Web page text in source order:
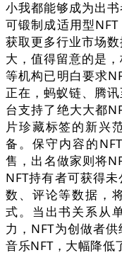
小我都能够成为出
可锻制成适用型
获取更多行业市场
大，值得留意的是
等机构已明白要求
正在，蚂蚁链、腾
台支持了绝大大都
片珍藏标签的新兴
备。保守内容的
售，出名做家则将
NFT持有者可获得
数、评论等数据，
式。当出书关系从
力，NFT为创做者
音乐NFT，大幅降低